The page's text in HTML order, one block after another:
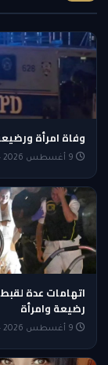
وفاة امرأة
اتهامات عدة
رضيعة وامرأة